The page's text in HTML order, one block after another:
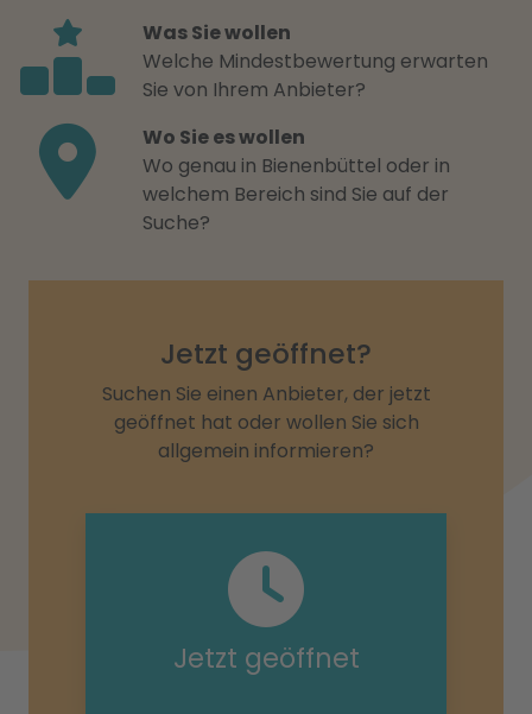
Was Sie wollen
Welche Mindestbewertung erwarten
Sie von Ihrem Anbieter?
Wo Sie es wollen
Wo genau in Bienenbüttel oder in
welchem Bereich sind Sie auf der
Suche?
Jetzt geöffnet?
Suchen Sie einen Anbieter, der jetzt
geöffnet hat oder wollen Sie sich
allgemein informieren?
Jetzt geöffnet